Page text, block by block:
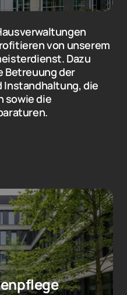
von unserem
Dazu
Betreuung der
Instandhaltung, die
sowie die